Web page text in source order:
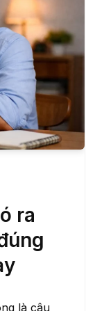
ra
là câu